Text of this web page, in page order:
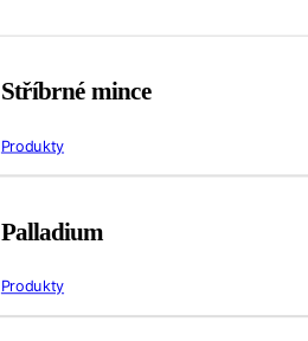
Stříbrné mince
Produkty
Palladium
Produkty